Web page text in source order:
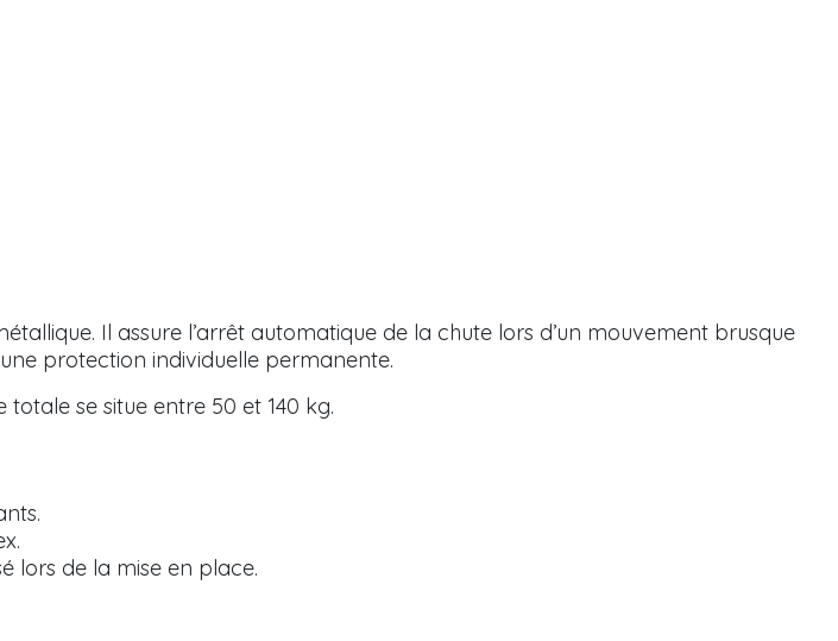
Il assure l’arrêt automatique de la chute lors d’un mouvement brusque
protection individuelle permanente.
se situe entre 50 et 140 kg.
lors de la mise en place.